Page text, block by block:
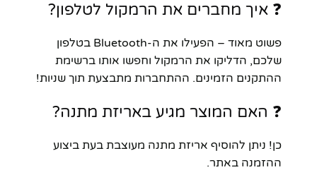
❓ איך מחברים את הרמקול לטלפון?
פשוט מאוד – הפעילו את ה-Bluetooth בטלפון
שלכם, הדליקו את הרמקול וחפשו אותו ברשימת
ההתקנים הזמינים. ההתחברות מתבצעת תוך שניות!
❓ האם המוצר מגיע באריזת מתנה?
כן! ניתן להוסיף אריזת מתנה מעוצבת בעת ביצוע
ההזמנה באתר.